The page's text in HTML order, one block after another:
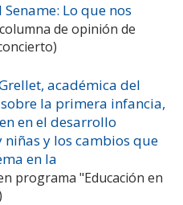
Lo que nos
de opinión de
académica del
la primera infancia,
en el desarrollo
y los cambios que
en la
programa "Educación en